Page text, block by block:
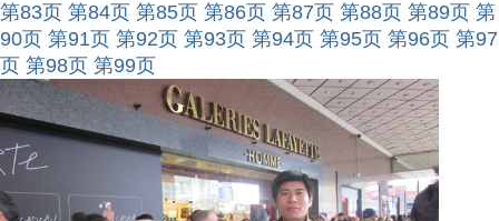
第83页 第84页 第85页 第86页 第87页 第88页 第89页 第
90页 第91页 第92页 第93页 第94页 第95页 第96页 第97
页 第98页 第99页